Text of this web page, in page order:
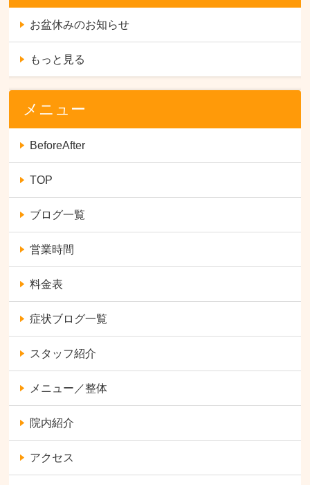
お盆休みのお知らせ
もっと見る
メニュー
BeforeAfter
TOP
ブログ一覧
営業時間
料金表
症状ブログ一覧
スタッフ紹介
メニュー／整体
院内紹介
アクセス